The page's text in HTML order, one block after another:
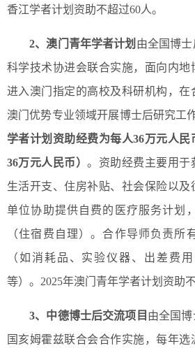
香江学者计划资助不超过60人。
2、澳门青年学者计划 由全国博士
科学技术协进会联合实施，面向内地
进入澳门指定的高校及科研机构，在
澳门优势专业领域开展博士后研究工
学者计划资助经费为每人36万元人民
36万元人民币）。资助经费主要用于
生活开支、住房补贴、社会保险以及
单位协助提供自费的医疗服务计划
（住宿费自理）。合作导师负责所
（如消耗品、实验仪器、出差费
等）。2025年澳门青年学者计划资助不
3、中德博士后交流项目 由全国
国亥姆霍兹联合会合作实施，每年